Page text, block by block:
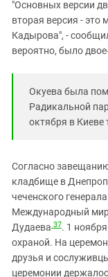
"Основных версии
вторая версия - это
Кадырова", -
вероятно, было двое
Окуева была
Радикальной
октября в
Согласно
кладбище в
чеченского
Международный
Дудаева 37. 1
охраной. На
друзья и
церемонии